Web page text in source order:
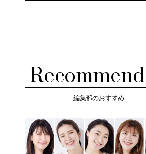
編集部のおすすめ